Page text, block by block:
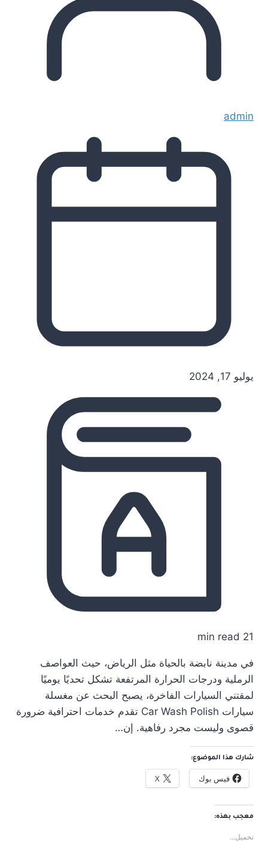
admin
يوليو 17, 2024
21 min read
في مدينة نابضة بالحياة مثل الرياض، حيث العواصف
الرملية ودرجات الحرارة المرتفعة تشكل تحديًا يوميًا
لمقتني السيارات الفاخرة، يصبح البحث عن مغسلة
سيارات Car Wash Polish تقدم خدمات احترافية ضرورة
قصوى وليست مجرد رفاهية. إن…
شارك هذا الموضوع:
فيس بوك X
معجب بهذه:
تحميل...